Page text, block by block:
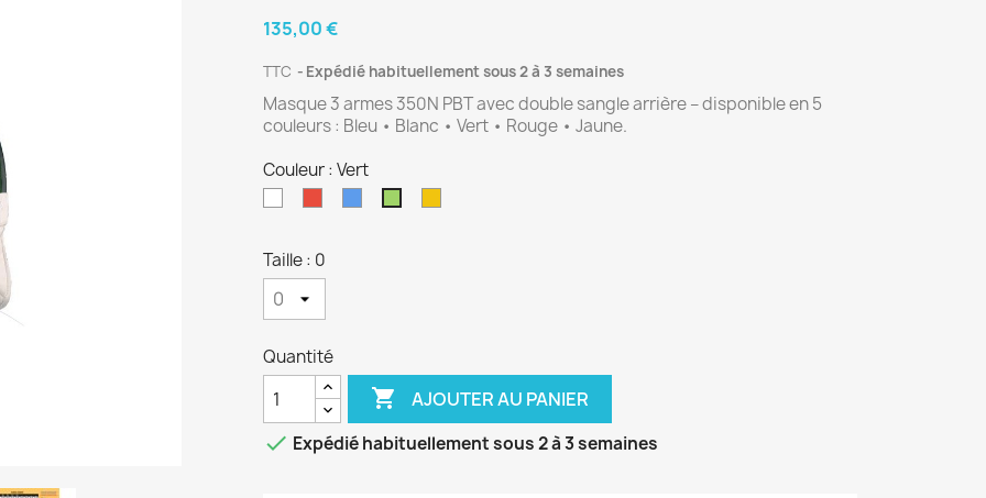
135,00 €
TTC Expédié habituellement sous 2 à 3 semaines
Masque 3 armes 350N PBT avec double sangle arrière – disponible en 5
couleurs : Bleu • Blanc • Vert • Rouge • Jaune.
Couleur : Vert
Taille : 0
Quantité
 AJOUTER AU PANIER
 Expédié habituellement sous 2 à 3 semaines